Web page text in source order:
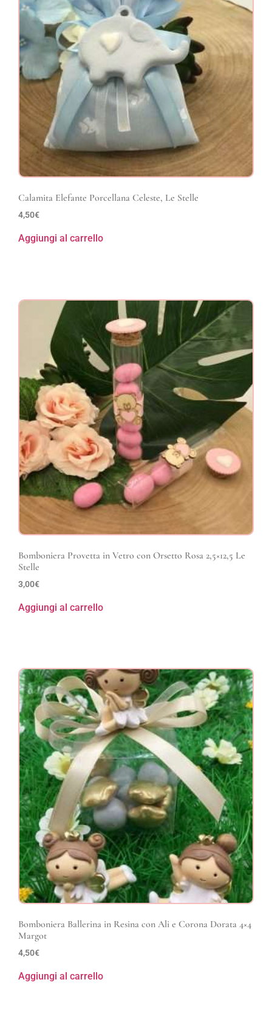
Calamita Elefante Porcellana Celeste, Le Stelle
4,50€
Aggiungi al carrello
Bomboniera Provetta in Vetro con Orsetto Rosa 2,5×12,5 Le
Stelle
3,00€
Aggiungi al carrello
Bomboniera Ballerina in Resina con Ali e Corona Dorata 4×4
Margot
4,50€
Aggiungi al carrello